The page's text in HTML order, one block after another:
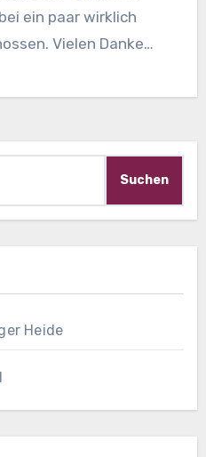
ein paar wirklich
Vielen Danke…
Heide